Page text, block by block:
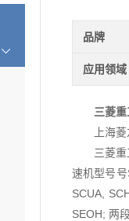
品牌
应用领域
三菱
上海
三菱
速机型号
SCUA,
SEOH; 两